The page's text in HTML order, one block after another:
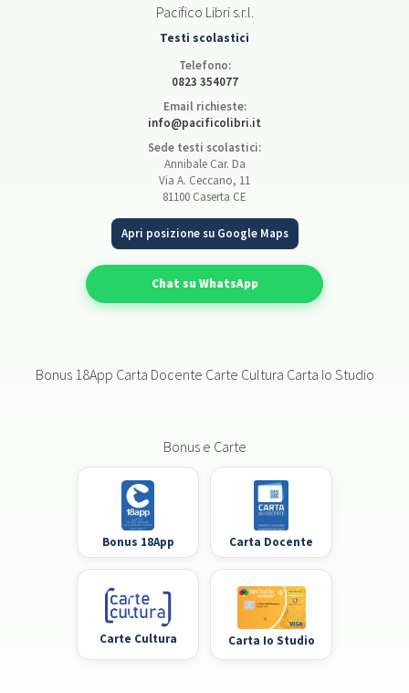
Pacifico Libri s.r.l.
Testi scolastici
Telefono:
0823 354077
Email richieste:
info@pacificolibri.it
Sede testi scolastici:
Annibale Car. Da
Via A. Ceccano, 11
81100 Caserta CE
Apri posizione su Google Maps
Chat su WhatsApp
Bonus 18App Carta Docente Carte Cultura Carta Io Studio
Bonus e Carte
Bonus 18App Carta Docente
Carte Cultura Carta Io Studio